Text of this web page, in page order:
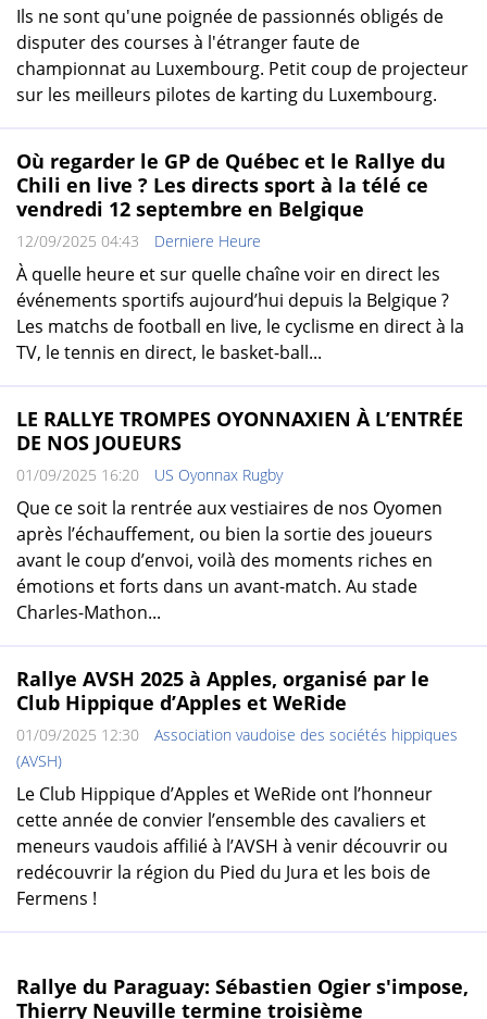
Ils ne sont qu'une poignée de passionnés obligés de
disputer des courses à l'étranger faute de
championnat au Luxembourg. Petit coup de projecteur
sur les meilleurs pilotes de karting du Luxembourg.
Où regarder le GP de Québec et le Rallye du
Chili en live ? Les directs sport à la télé ce
vendredi 12 septembre en Belgique
12/09/2025 04:43 Derniere Heure
À quelle heure et sur quelle chaîne voir en direct les
événements sportifs aujourd’hui depuis la Belgique ?
Les matchs de football en live, le cyclisme en direct à la
TV, le tennis en direct, le basket-ball...
LE RALLYE TROMPES OYONNAXIEN À L’ENTRÉE
DE NOS JOUEURS
01/09/2025 16:20 US Oyonnax Rugby
Que ce soit la rentrée aux vestiaires de nos Oyomen
après l’échauffement, ou bien la sortie des joueurs
avant le coup d’envoi, voilà des moments riches en
émotions et forts dans un avant-match. Au stade
Charles-Mathon...
Rallye AVSH 2025 à Apples, organisé par le
Club Hippique d’Apples et WeRide
01/09/2025 12:30
Association vaudoise des sociétés hippiques
(AVSH)
Le Club Hippique d’Apples et WeRide ont l’honneur
cette année de convier l’ensemble des cavaliers et
meneurs vaudois affilié à l’AVSH à venir découvrir ou
redécouvrir la région du Pied du Jura et les bois de
Fermens !
Rallye du Paraguay: Sébastien Ogier s'impose,
Thierry Neuville termine troisième